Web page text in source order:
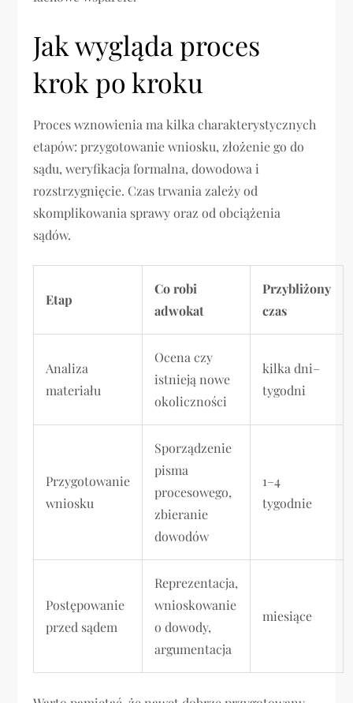
Jak wygląda proces
krok po kroku
Proces wznowienia ma kilka charakterystycznych
etapów: przygotowanie wniosku, złożenie go do
sądu, weryfikacja formalna, dowodowa i
rozstrzygnięcie. Czas trwania zależy od
skomplikowania sprawy oraz od obciążenia
sądów.
Etap
Co robi
adwokat
Przybliżony
czas
Analiza
materiału
Ocena czy
istnieją nowe
okoliczności
kilka dni–
tygodni
Przygotowanie
wniosku
Sporządzenie
pisma
procesowego,
zbieranie
dowodów
1–4
tygodnie
Postępowanie
przed sądem
Reprezentacja,
wnioskowanie
o dowody,
argumentacja
miesiące